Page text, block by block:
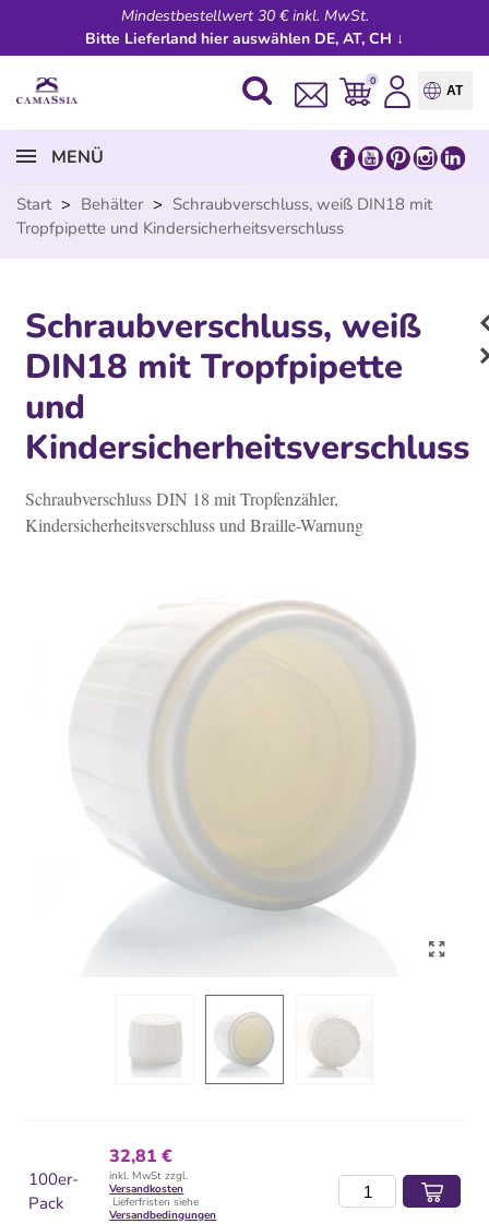
Mindestbestellwert 30 € inkl. MwSt.
Bitte Lieferland hier auswählen DE, AT, CH ↓
0
AT
MENÜ
Start > Behälter > Schraubverschluss, weiß DIN18 mit
Tropfpipette und Kindersicherheitsverschluss
Schraubverschluss, weiß
DIN18 mit Tropfpipette
und
Kindersicherheitsverschluss
Schraubverschluss DIN 18 mit Tropfenzähler,
Kindersicherheitsverschluss und Braille-Warnung
100er-
Pack
32,81 €
inkl. MwSt zzgl.
Versandkosten
Lieferfristen siehe
Versandbedingungen